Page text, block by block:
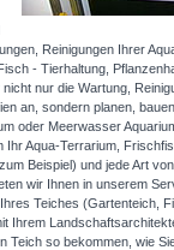
Reinigungen Ihrer
- Tierhaltung,
nur die Wartung,
an, sondern planen,
oder Meerwasser
Ihr Aqua-Terrarium,
Beispiel) und jede Art
wir Ihnen in unserem
Teiches (Gartenteich,
Ihrem
Teich so bekommen, wie